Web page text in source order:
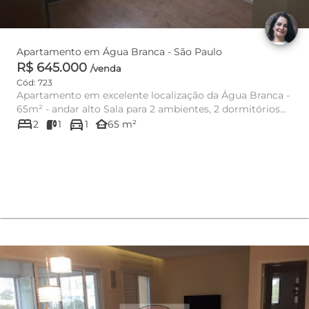
Apartamento em Água Branca - São Paulo
R$ 645.000 /venda
Cód: 723
Apartamento em excelente localização da Água Branca -
65m² - andar alto Sala para 2 ambientes, 2 dormitórios
com armário...
bed2 1 directions_car1 other_houses65 m²